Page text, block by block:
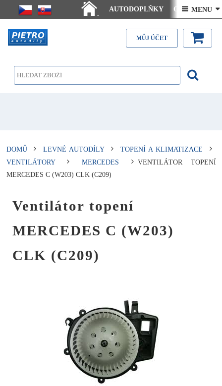
.
AUTODOPLŇKY Ceny doručení
Články - návody Kontakt
 MENU 
MŮJ ÚČET
DOMŮ LEVNÉ AUTODÍLY
TOPENÍ A KLIMATIZACE
VENTILÁTORY
MERCEDES
VENTILÁTOR TOPENÍ
MERCEDES C (W203) CLK (C209)
Ventilátor topení
MERCEDES C (W203)
CLK (C209)